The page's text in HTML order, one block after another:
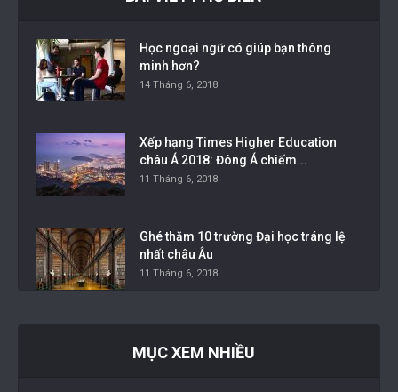
Học ngoại ngữ có giúp bạn thông
minh hơn?
14 Tháng 6, 2018
Xếp hạng Times Higher Education
châu Á 2018: Đông Á chiếm...
11 Tháng 6, 2018
Ghé thăm 10 trường Đại học tráng lệ
nhất châu Âu
11 Tháng 6, 2018
MỤC XEM NHIỀU